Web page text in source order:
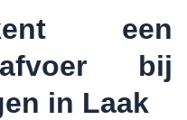
een
bij
in Laak